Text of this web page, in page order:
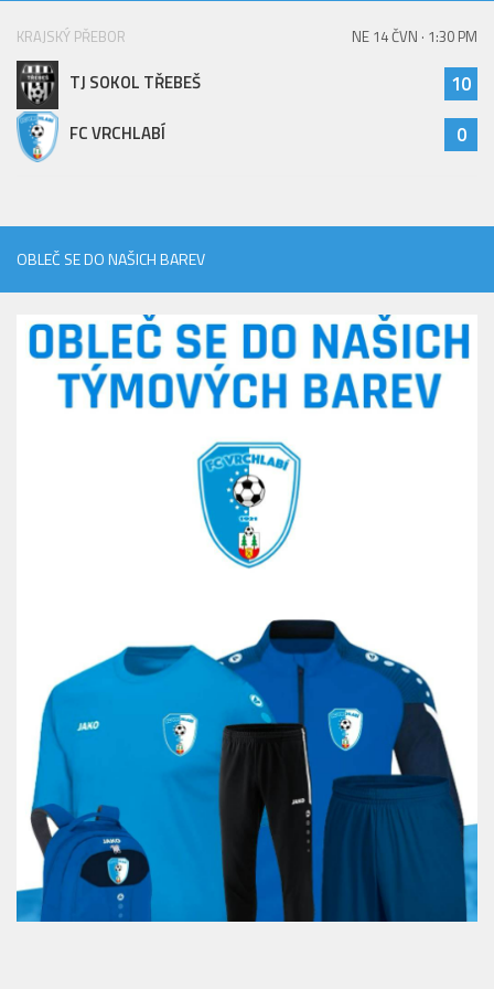
KRAJSKÝ PŘEBOR NE 14 ČVN · 1:30 PM
TJ SOKOL TŘEBEŠ 10
FC VRCHLABÍ 0
OBLEČ SE DO NAŠICH BAREV